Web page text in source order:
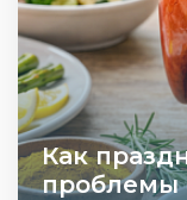
Как
проблемы